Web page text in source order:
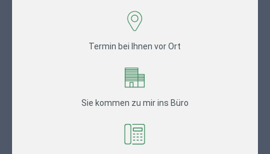
Termin bei Ihnen vor Ort
Sie kommen zu mir ins Büro